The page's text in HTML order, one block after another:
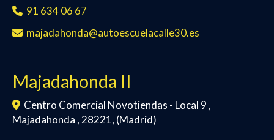
91 634 06 67
majadahonda
autoescuelacalle30.es
Majadahonda II
Centro Comercial Novotiendas - Local 9 ,
Majadahonda , 28221, (Madrid)